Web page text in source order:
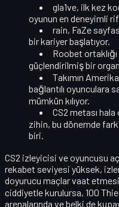
gla1ve, ilk kez
oyunun en deneyimli
rain, FaZe
bir kariyerbaşlatıyor.
Roobet ortaklığı
güçlendirilmiş bir
Takımın
bağlantılı oyunculara
mümkün kılıyor.
CS2 metası
zihin, bu dönemde
biri.
CS2 izleyicisi ve oyuncusu
rekabet seviyesi yüksek,
doyurucu maçlarvaat
ciddiyetle kurulursa, 100
arenalarında ve belki de